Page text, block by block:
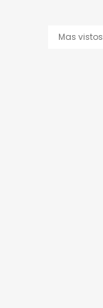
Mas vistos